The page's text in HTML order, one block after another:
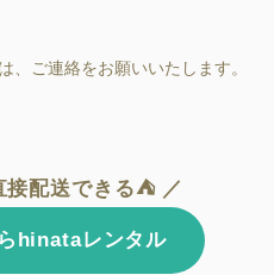
、ご連絡をお願いいたします。
配送できる⛺ ／
hinataレンタル